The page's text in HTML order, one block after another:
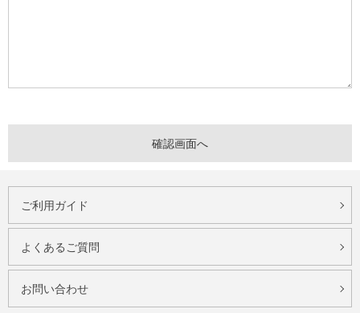
ご利用ガイド
よくあるご質問
お問い合わせ